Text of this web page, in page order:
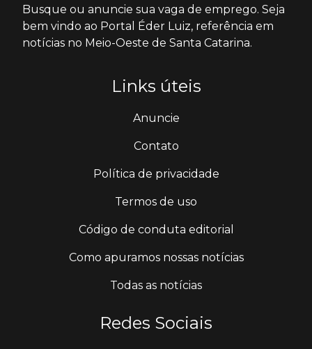
Busque ou anuncie sua vaga de emprego. Seja
bem vindo ao Portal Éder Luiz, referência em
notícias no Meio-Oeste de Santa Catarina.
Links úteis
Anuncie
Contato
Política de privacidade
Termos de uso
Código de conduta editorial
Como apuramos nossas notícias
Todas as notícias
Redes Sociais